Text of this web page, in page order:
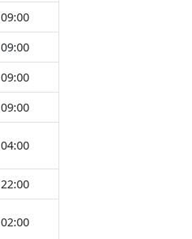
09:00
09:00
09:00
09:00
04:00
22:00
02:00